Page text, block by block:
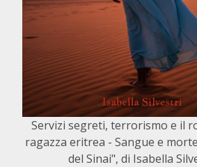
Servizi segreti, terrorismo e il
ragazza eritrea - Sangue e
del Sinai", di Isabella